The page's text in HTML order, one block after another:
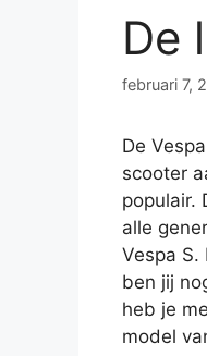
De
februari 7,
De
scooter
populair.
alle
Vespa
ben jij
heb je
model